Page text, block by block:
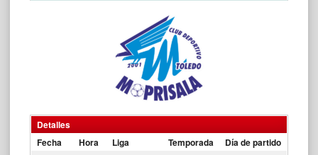
Detalles
Fecha
Hora Liga Temporada Día de partido